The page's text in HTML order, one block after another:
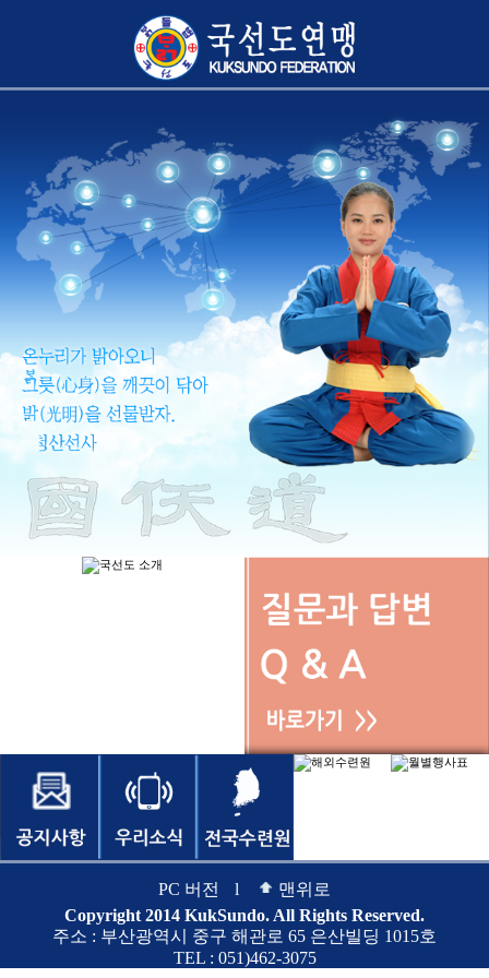
PC 버전 l
맨위로
Copyright 2014 KukSundo. All Rights Reserved.
주소 : 부산광역시 중구 해관로 65 은산빌딩 1015호
TEL : 051)462-3075